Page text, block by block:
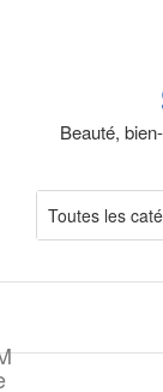
Beauté,